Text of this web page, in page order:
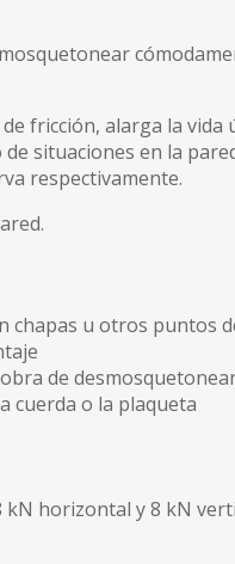
fricción, alarga la vida
situaciones en la
respectivamente.
chapas u otros puntos
de
cuerda o la plaqueta
kN horizontal y 8 kN